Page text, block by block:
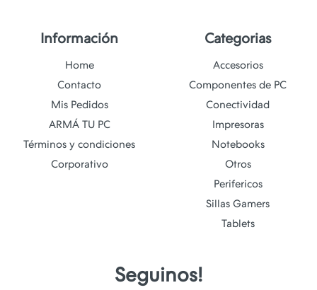
Información
Home
Contacto
Mis Pedidos
ARMÁ TU PC
Términos y condiciones
Corporativo
Categorias
Accesorios
Componentes de PC
Conectividad
Impresoras
Notebooks
Otros
Perifericos
Sillas Gamers
Tablets
Seguinos!